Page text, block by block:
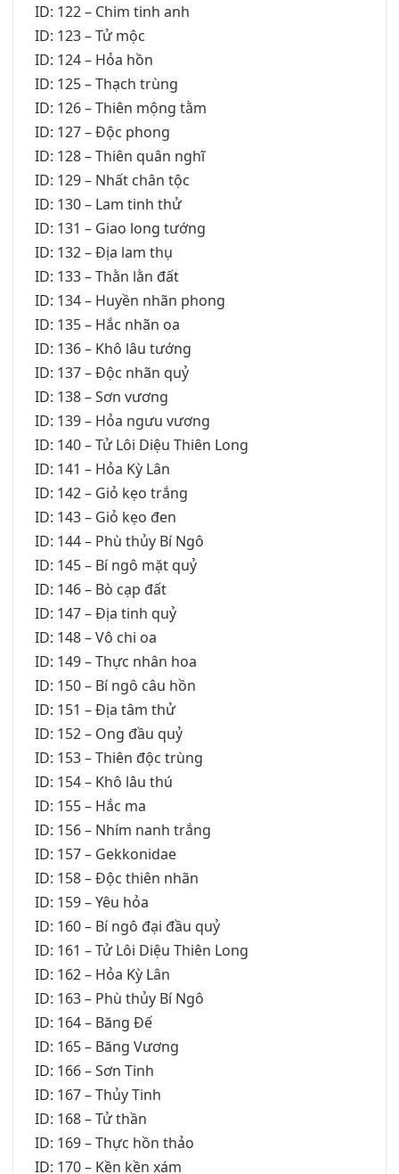
ID: 122 – Chim tinh anh
ID: 123 – Tử mộc
ID: 124 – Hỏa hồn
ID: 125 – Thạch trùng
ID: 126 – Thiên mộng tằm
ID: 127 – Độc phong
ID: 128 – Thiên quân nghĩ
ID: 129 – Nhất chân tộc
ID: 130 – Lam tinh thử
ID: 131 – Giao long tướng
ID: 132 – Địa lam thụ
ID: 133 – Thằn lằn đất
ID: 134 – Huyền nhãn phong
ID: 135 – Hắc nhãn oa
ID: 136 – Khô lâu tướng
ID: 137 – Độc nhãn quỷ
ID: 138 – Sơn vương
ID: 139 – Hỏa ngưu vương
ID: 140 – Tử Lôi Diệu Thiên Long
ID: 141 – Hỏa Kỳ Lân
ID: 142 – Giỏ kẹo trắng
ID: 143 – Giỏ kẹo đen
ID: 144 – Phù thủy Bí Ngô
ID: 145 – Bí ngô mặt quỷ
ID: 146 – Bò cạp đất
ID: 147 – Địa tinh quỷ
ID: 148 – Vô chi oa
ID: 149 – Thực nhân hoa
ID: 150 – Bí ngô câu hồn
ID: 151 – Địa tâm thử
ID: 152 – Ong đầu quỷ
ID: 153 – Thiên độc trùng
ID: 154 – Khô lâu thú
ID: 155 – Hắc ma
ID: 156 – Nhím nanh trắng
ID: 157 – Gekkonidae
ID: 158 – Độc thiên nhãn
ID: 159 – Yêu hỏa
ID: 160 – Bí ngô đại đầu quỷ
ID: 161 – Tử Lôi Diệu Thiên Long
ID: 162 – Hỏa Kỳ Lân
ID: 163 – Phù thủy Bí Ngô
ID: 164 – Băng Đế
ID: 165 – Băng Vương
ID: 166 – Sơn Tinh
ID: 167 – Thủy Tinh
ID: 168 – Tử thần
ID: 169 – Thực hồn thảo
ID: 170 – Kền kền xám